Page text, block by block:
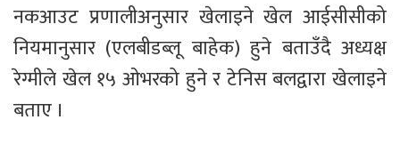
नकआउट प्रणालीअनुसार खेलाइने खेल आईसीसीको
नियमानुसार (एलबीडब्लू बाहेक) हुने बताउँदै अध्यक्ष
रेग्मीले खेल १५ ओभरको हुने र टेनिस बलद्वारा खेलाइने
बताए ।